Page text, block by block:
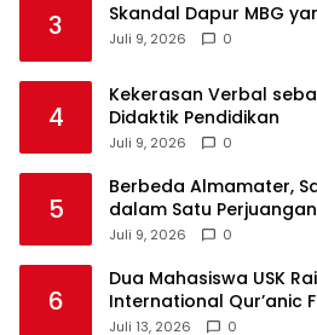
3 Skandal Dapur MBG
Juli 9, 2026 0
4
Kekerasan Verbal
Didaktik Pendidikan
Juli 9, 2026 0
5
Berbeda Almamater,
dalam Satu Perjuangan
Juli 9, 2026 0
6
Dua Mahasiswa USK
International Qur’anic
Juli 13, 2026 0